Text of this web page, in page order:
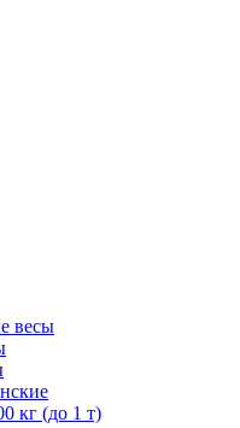
весы
кг (до 1 т)